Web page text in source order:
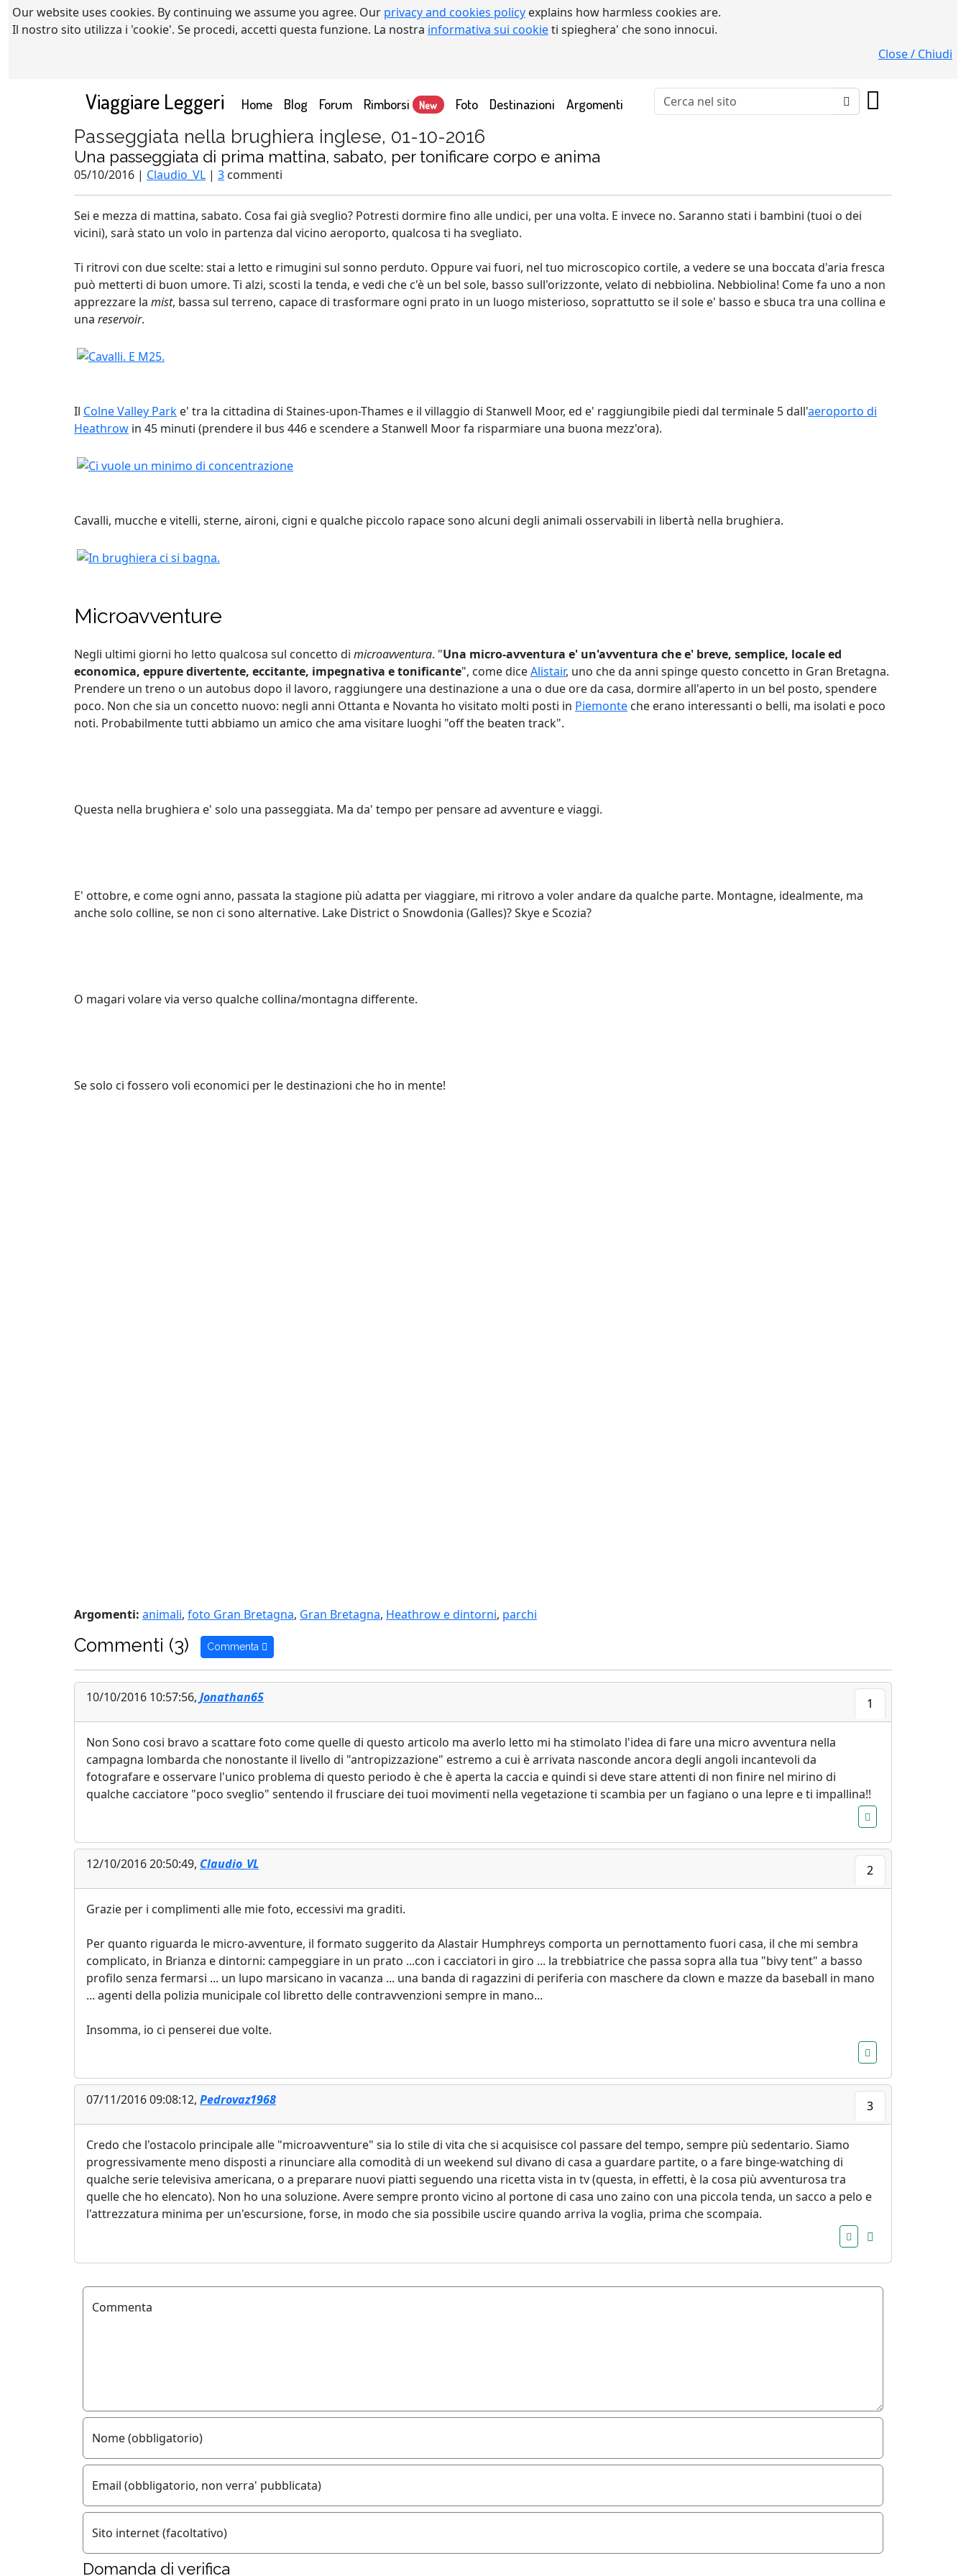
Our website uses cookies. By continuing we assume you agree. Our privacy and cookies policy explains how harmless cookies are.
Il nostro sito utilizza i 'cookie'. Se procedi, accetti questa funzione. La nostra informativa sui cookieti spieghera' che sono innocui.
Close / Chiudi
Viaggiare Leggeri Home(current)
Blog Forum Rimborsi New Foto Destinazioni Argomenti
Passeggiata nella brughiera inglese, 01-10-2016
Una passeggiata di prima mattina, sabato, per tonificare corpo e anima
05/10/2016 | Claudio_VL | 3 commenti
Sei e mezza di mattina, sabato. Cosa fai già sveglio? Potresti dormire fino alle undici, per una volta. E invece no. Saranno stati i bambini (tuoi o dei
vicini), sarà stato un volo in partenza dal vicino aeroporto, qualcosa ti ha svegliato.
Ti ritrovi con due scelte: stai a letto e rimugini sul sonno perduto. Oppure vai fuori, nel tuo microscopico cortile, a vedere se una boccata d'aria fresca
può metterti di buon umore. Ti alzi, scosti la tenda, e vedi che c'è un bel sole, basso sull'orizzonte, velato di nebbiolina. Nebbiolina! Come fa uno a non
apprezzare la mist, bassa sul terreno, capace di trasformare ogni prato in un luogo misterioso, soprattutto se il sole e' basso e sbuca tra una collina e
una reservoir.
Il Colne Valley Park e' tra la cittadina di Staines-upon-Thames e il villaggio di Stanwell Moor, ed e' raggiungibile piedi dal terminale 5 dall'aeroporto di
Heathrow in 45 minuti (prendere il bus 446 e scendere a Stanwell Moor fa risparmiare una buona mezz'ora).
Cavalli, mucche e vitelli, sterne, aironi, cigni e qualche piccolo rapace sono alcuni degli animali osservabili in libertà nella brughiera.
Microavventure
Negli ultimi giorni ho letto qualcosa sul concetto di microavventura. "Una micro-avventura e' un'avventura che e' breve, semplice, locale ed
economica, eppure divertente, eccitante, impegnativa e tonificante", come diceAlistair, uno che da anni spinge questo concetto in Gran Bretagna.
Prendere un treno o un autobus dopo il lavoro, raggiungere una destinazione a una o due ore da casa, dormire all'aperto in un bel posto, spendere
poco. Non che sia un concetto nuovo: negli anni Ottanta e Novanta ho visitato molti posti in Piemonte che erano interessanti o belli, ma isolati e poco
noti. Probabilmente tutti abbiamo un amico che ama visitare luoghi "off the beaten track".
Questa nella brughiera e' solo una passeggiata. Ma da' tempo per pensare ad avventure e viaggi.
E' ottobre, e come ogni anno, passata la stagione più adatta per viaggiare, mi ritrovo a voler andare da qualche parte. Montagne, idealmente, ma
anche solo colline, se non ci sono alternative. Lake District o Snowdonia (Galles)? Skye e Scozia?
O magari volare via verso qualche collina/montagna differente.
Se solo ci fossero voli economici per le destinazioni che ho in mente!
Argomenti: animali, foto Gran Bretagna, Gran Bretagna, Heathrow e dintorni, parchi
Commenti (3) Commenta
10/10/2016 10:57:56, Jonathan65 1
Non Sono cosi bravo a scattare foto come quelle di questo articolo ma averlo letto mi ha stimolato l'idea di fare una micro avventura nella
campagna lombarda che nonostante il livello di "antropizzazione" estremo a cui è arrivata nasconde ancora degli angoli incantevoli da
fotografare e osservare l'unico problema di questo periodo è che è aperta la caccia e quindi si deve stare attenti di non finire nel mirino di
qualche cacciatore "poco sveglio" sentendo il frusciare dei tuoi movimenti nella vegetazione ti scambia per un fagiano o una lepre e ti impallina!!
12/10/2016 20:50:49, Claudio_VL 2
Grazie per i complimenti alle mie foto, eccessivi ma graditi.
Per quanto riguarda le micro-avventure, il formato suggerito da Alastair Humphreys comporta un pernottamento fuori casa, il che mi sembra
complicato, in Brianza e dintorni: campeggiare in un prato ...con i cacciatori in giro ... la trebbiatrice che passa sopra alla tua "bivy tent" a basso
profilo senza fermarsi ... un lupo marsicano in vacanza ... una banda di ragazzini di periferia con maschere da clown e mazze da baseball in mano
... agenti della polizia municipale col libretto delle contravvenzioni sempre in mano...
Insomma, io ci penserei due volte.
07/11/2016 09:08:12, Pedrovaz1968 3
Credo che l'ostacolo principale alle "microavventure" sia lo stile di vita che si acquisisce col passare del tempo, sempre più sedentario. Siamo
progressivamente meno disposti a rinunciare alla comodità di un weekend sul divano di casa a guardare partite, o a fare binge-watching di
qualche serie televisiva americana, o a preparare nuovi piatti seguendo una ricetta vista in tv (questa, in effetti, è la cosa più avventurosa tra
quelle che ho elencato). Non ho una soluzione. Avere sempre pronto vicino al portone di casa uno zaino con una piccola tenda, un sacco a pelo e
l'attrezzatura minima per un'escursione, forse, in modo che sia possibile uscire quando arriva la voglia, prima che scompaia.
Commenta
Nome (obbligatorio)
Email (obbligatorio, non verra' pubblicata)
Sito internet (facoltativo)
Domanda di verifica